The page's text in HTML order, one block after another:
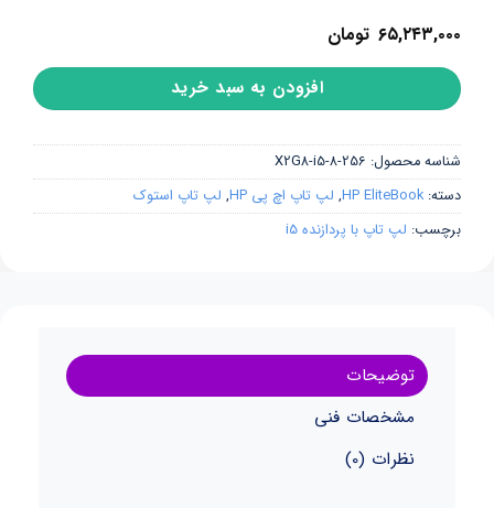
۶۵,۲۴۳,۰۰۰ تومان
افزودن به سبد خرید
شناسه محصول: X2G8-i5-8-256
دسته: HP EliteBook
, لپ تاپ اچ پی HP , لپ تاپ استوک
برچسب: لپ تاپ با پردازنده i5
توضیحات
مشخصات فنی
نظرات (0)